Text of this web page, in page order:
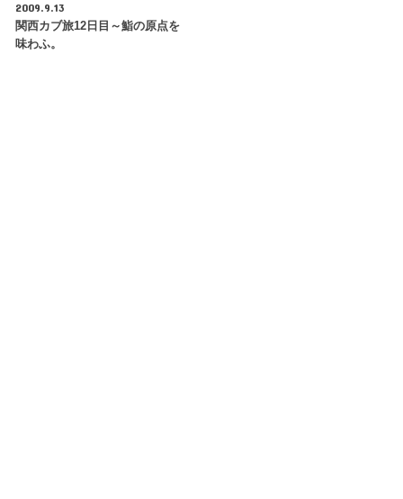
2009.9.13
関西カブ旅12日目～鮨の原点を
味わふ。